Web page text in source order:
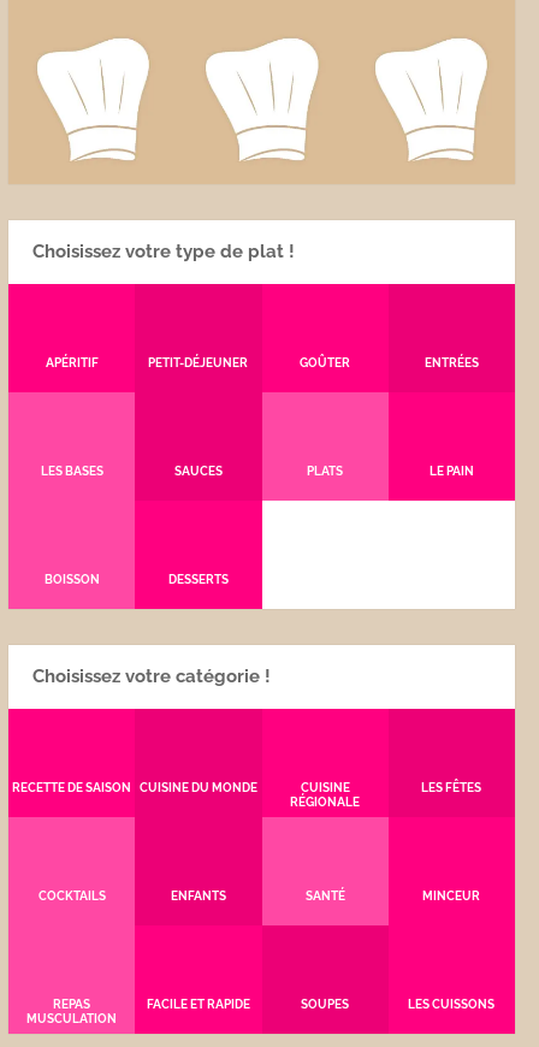
Choisissez votre type de plat !
APÉRITIF PETIT-DÉJEUNER GOÛTER ENTRÉES
LES BASES SAUCES PLATS LE PAIN
BOISSON DESSERTS
Choisissez votre catégorie !
RECETTE DE SAISON CUISINE DU MONDE
CUISINE
RÉGIONALE
LES FÊTES
COCKTAILS ENFANTS SANTÉ MINCEUR
REPAS
MUSCULATION
FACILE ET RAPIDE SOUPES LES CUISSONS